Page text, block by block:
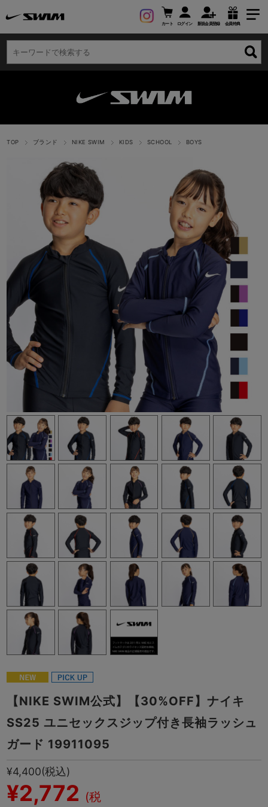
カート ログイン 新規会員登録 会員特典
TOP ブランド NIKE SWIM KIDS SCHOOL BOYS
【NIKE SWIM公式】【30%OFF】ナイキ
SS25 ユニセックスジップ付き長袖ラッシュ
ガード 19911095
¥4,400(税込)
¥2,772 (税